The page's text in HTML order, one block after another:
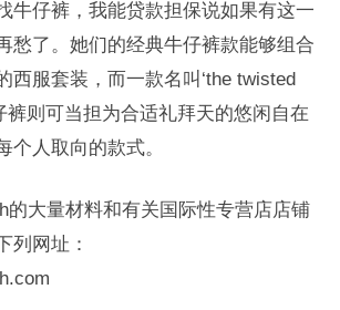
牛仔裤，我能贷款担保说如果有这一
愁了。她们的经典牛仔裤款能够组合
西服套装，而一款名叫‘the twisted
裤则可当担为合适礼拜天的悠闲自在
个人取向的款式。
的大量材料和有关国际性专营店店铺
列网址：